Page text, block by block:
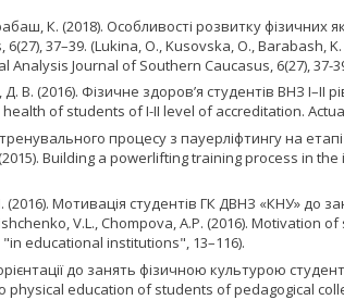
К. (2018). Особливості розвитку
37–39. (Lukina, O., Kusovska, O.,
Analysis Journal of Southern Caucasus, 6(27), 37-
В. (2016). Фізичне здоров’я студентів ВНЗ
health of students of I-II level of accreditation.
процесу з пауерліфтингу на
(2015). Building a powerlifting training process
Мотивація студентів ГК ДВНЗ «КНУ» до
V.L., Chompova, A.P. (2016).
educational institutions", 13–116).
до занять фізичною культурою
physical education of students of pedagogical